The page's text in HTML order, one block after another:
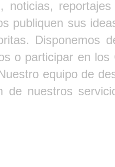
noticias,
publiquen sus
Disponemos
o participar en
equipo de
de nuestros